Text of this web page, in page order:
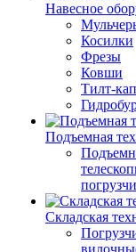
Навесное
Косилки
Фрезы
Ковши
Тилт-
Подъемная
Складская